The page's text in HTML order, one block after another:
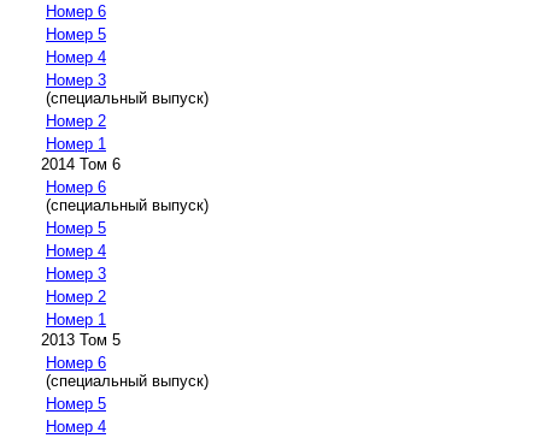
Номер 6
Номер 5
Номер 4
Номер 3
(специальный выпуск)
Номер 2
Номер 1
2014 Том 6
Номер 6
(специальный выпуск)
Номер 5
Номер 4
Номер 3
Номер 2
Номер 1
2013 Том 5
Номер 6
(специальный выпуск)
Номер 5
Номер 4